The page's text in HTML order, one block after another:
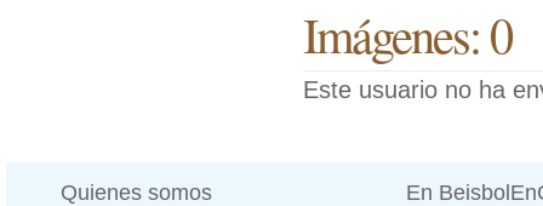
Imágenes: 0
Este usuario no ha
Quienes somos En